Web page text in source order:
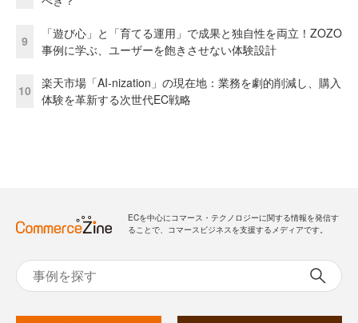
9
「遊び心」と「育てる運用」で成果と独自性を両立！ZOZO
事例に学ぶ、ユーザーを飽きさせない体験設計
10
楽天市場「AI-nization」の現在地：業務を劇的削減し、購入
体験を革新する次世代EC戦略
ECを中心にコマース・テクノロジーに関する情報を発信す
ることで、コマースビジネスを支援するメディアです。